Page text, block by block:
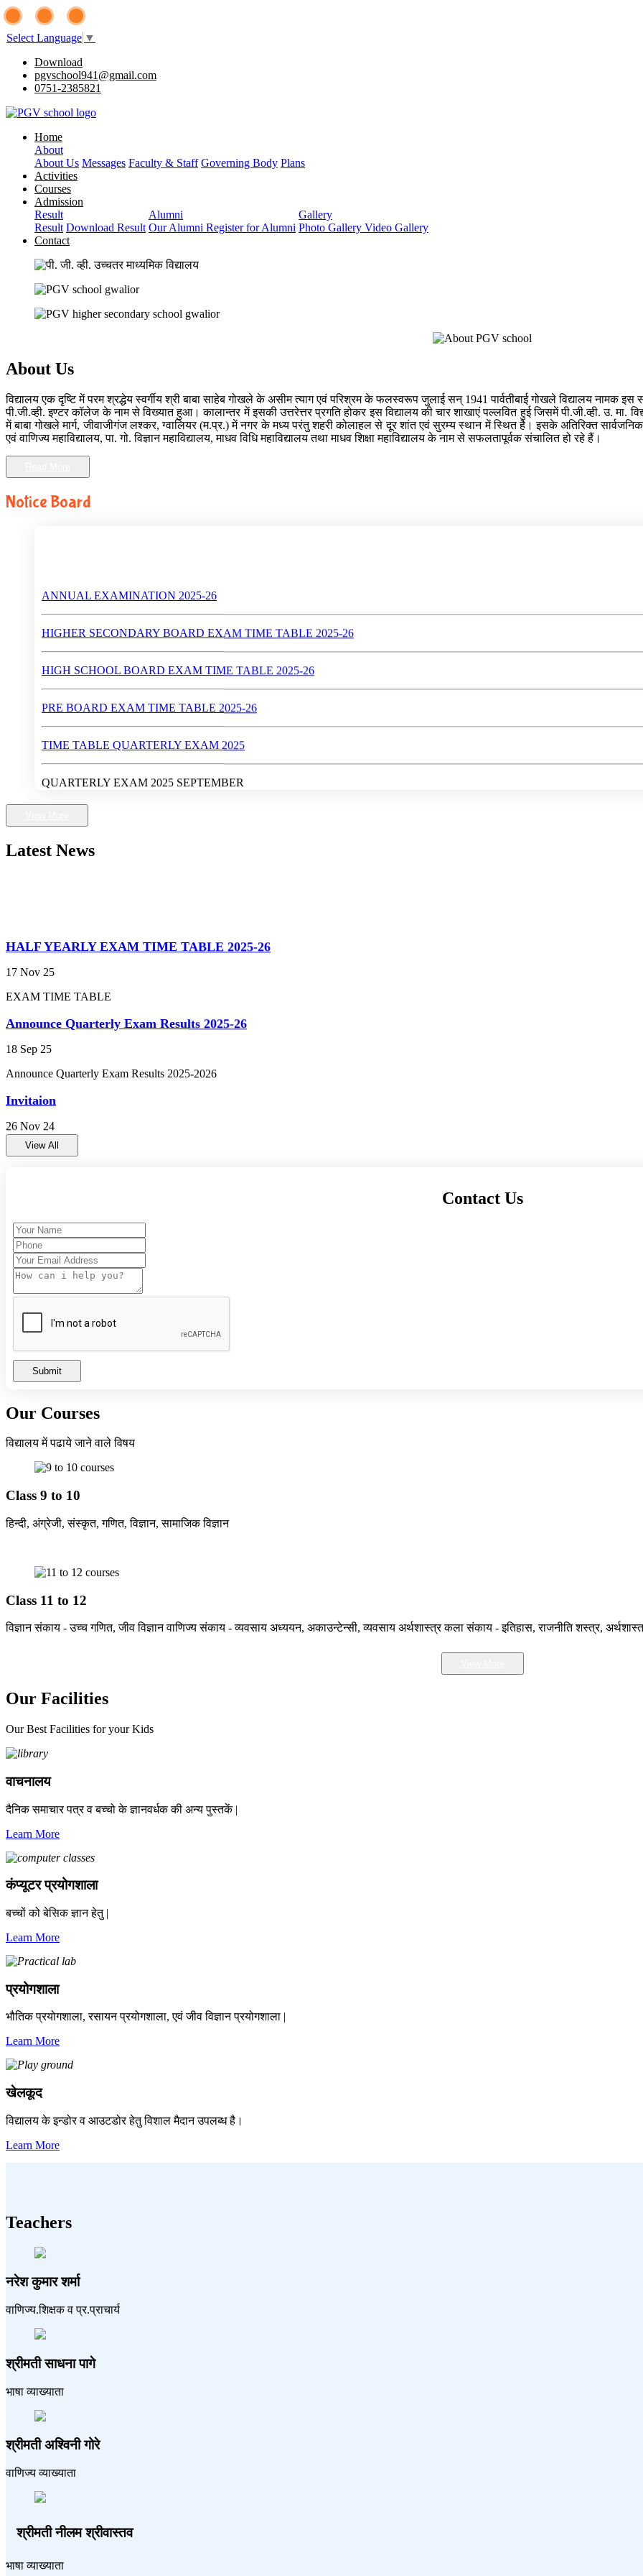
Select Language ▼
Download
pgvschool941@gmail.com
0751-2385821
Home
About
About Us Messages Faculty & Staff Governing Body Plans
Activities
Courses
Admission
Result
Result Download Result
Alumni
Our Alumni Register for Alumni
Gallery
Photo Gallery Video Gallery
Contact
About Us
विद्यालय एक दृष्टि में परम श्रद्धेय स्वर्गीय श्री बाबा साहेब गोखले के असीम त्याग एवं परिश्रम के फलस्वरूप जुलाई सन् 1941 पार्वतीबाई गोखले विद्यालय नामक
पी.जी.व्ही. इण्टर कॉलेज के नाम से विख्यात हुआ। कालान्तर में इसकी उत्तरेत्तर प्रगति होकर इस विद्यालय की चार शाखाएं पल्लवित हुई जिसमें पी.जी.व्ही. उ.
में बाबा गोखले मार्ग, जीवाजीगंज लश्कर, ग्वालियर (म.प्र.) में नगर के मध्य परंतु शहरी कोलाहल से दूर शांत एवं सुरम्य स्थान में स्थित है। इसके अतिरिक्त सार्वजनिक
एवं वाणिज्य महाविद्यालय, पा. गो. विज्ञान महाविद्यालय, माधव विधि महाविद्यालय तथा माधव शिक्षा महाविद्यालय के नाम से सफलतापूर्वक संचालित हो रहे हैं।
Notice Board
Higher Secondary School Exam 2024
PRACTICAL EXAM CLASS 9TH AND 11TH (प्रायोगिक परीक्षा 2023-24 कक्षा 9वीं और 11वीं)
Annual Exam Time Table 2023-24 class 9th and 11th (वार्षिक परीक्षा समय सारणी 2023-24 कक्षा 9वीं और 11वीं)
राम लला प्राण प्रतिष्ठा उत्सव का आमंत्रण
HIGH SCHOOL AND HIGHER SECONDARY BOARD EXAM TIME TABLE 2024
Latest News
EXAM TIME TABLE
Announce Quarterly Exam Results 2025-26
18 Sep 25
Announce Quarterly Exam Results 2025-2026
Invitaion
26 Nov 24
gwalior
View All
Contact Us
Submit
Our Courses
विद्यालय में पढाये जाने वाले विषय
Class 9 to 10
हिन्दी, अंग्रेजी, संस्कृत, गणित, विज्ञान, सामाजिक विज्ञान
Class 11 to 12
विज्ञान संकाय - उच्च गणित, जीव विज्ञान वाणिज्य संकाय - व्यवसाय अध्ययन, अकाउन्टेन्सी, व्यवसाय अर्थशास्त्र कला संकाय - इतिहास, राजनीति शस्त्र,
Our Facilities
Our Best Facilities for your Kids
वाचनालय
दैनिक समाचार पत्र व बच्चो के ज्ञानवर्धक की अन्य पुस्तकें |
Learn More
कंप्यूटर प्रयोगशाला
बच्चों को बेसिक ज्ञान हेतु |
Learn More
प्रयोगशाला
भौतिक प्रयोगशाला, रसायन प्रयोगशाला, एवं जीव विज्ञान प्रयोगशाला |
Learn More
खेलकूद
विद्यालय के इन्डोर व आउटडोर हेतु विशाल मैदान उपलब्ध है।
Learn More
Teachers
नरेश कुमार शर्मा
वाणिज्य.शिक्षक व प्र.प्राचार्य
श्रीमती साधना पागे
भाषा व्याख्याता
श्रीमती अश्विनी गोरे
वाणिज्य व्याख्याता
श्रीमती नीलम श्रीवास्तव
भाषा व्याख्याता